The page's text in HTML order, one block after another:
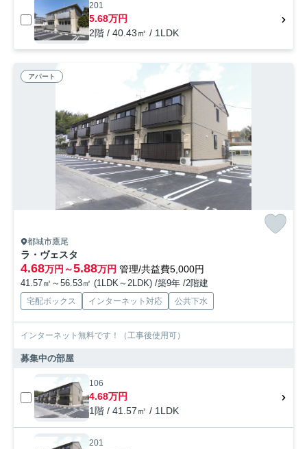
201
5.68万円
2階 / 40.43㎡ / 1LDK
アパート
都城市鷹尾
ラ・ヴェスタ
4.68万円～5.88万円 管理/共益費5,000円
41.57㎡～56.53㎡ (1LDK～2LDK) /築9年 /2階建
宅配ボックス インターネット対応 公共下水
インターネット無料です！（工事後使用可）
募集中の部屋
106
4.68万円
1階 / 41.57㎡ / 1LDK
201